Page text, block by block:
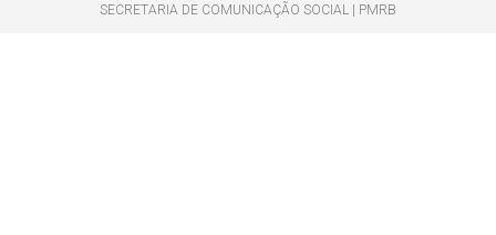
SECRETARIA DE COMUNICAÇÃO SOCIAL | PMRB